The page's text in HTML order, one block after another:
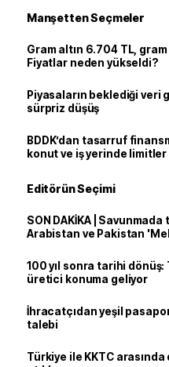
Manşetten Seçmeler
Gram altın 6.704 TL,
Fiyatlar neden yükseldi?
Piyasaların beklediği veri
sürpriz düşüş
BDDK’dan tasarruf
konut ve iş yerinde
Editörün Seçimi
SON DAKİKA |
Arabistan ve Pakistan
100 yıl sonra tarihi dönüş:
üretici konuma geliyor
İhracatçıdan yeşil
talebi
Türkiye ile KKTC